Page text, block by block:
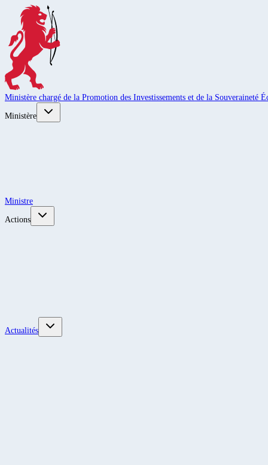
Ministère chargé de la Promotion des Investissements et de la Souveraineté
Ministère
Ministre
Actions
Actualités